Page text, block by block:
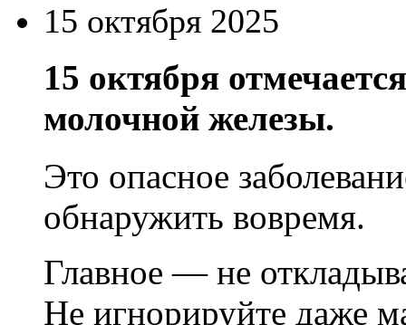
15 октября 2025
15 октября
молочной железы.
Это опасное
обнаружить вовремя.
Главное — не
Не игнорируйте даже